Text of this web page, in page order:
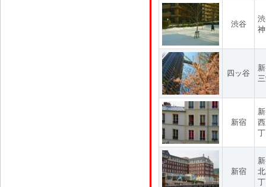
渋谷
四ッ谷
新宿
新宿